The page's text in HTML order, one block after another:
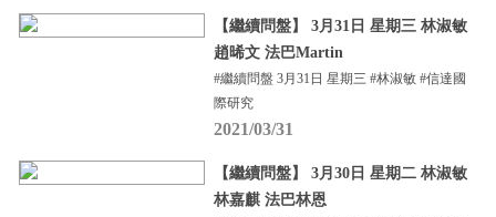
【繼續問盤】 3月31日 星期三 林淑敏
趙晞文 法巴Martin
#繼續問盤 3月31日 星期三 #林淑敏 #信達國
際研究
2021/03/31
【繼續問盤】 3月30日 星期二 林淑敏
林嘉麒 法巴林恩